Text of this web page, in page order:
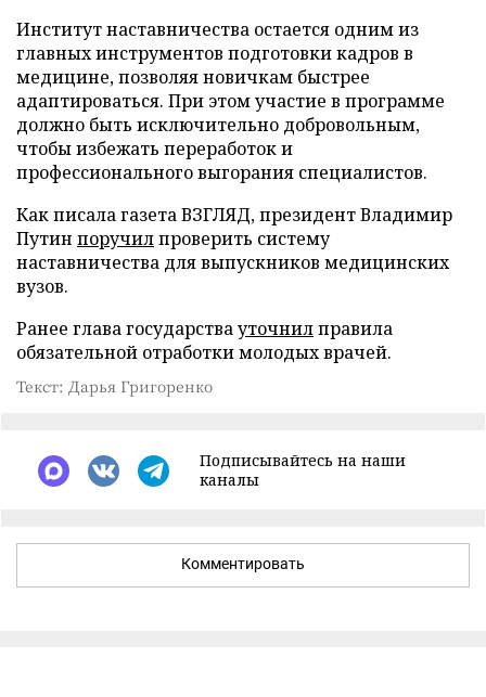
Институт наставничества остается одним из
главных инструментов подготовки кадров в
медицине, позволяя новичкам быстрее
адаптироваться. При этом участие в программе
должно быть исключительно добровольным,
чтобы избежать переработок и
профессионального выгорания специалистов.
Как писала газета ВЗГЛЯД, президент Владимир
Путин поручилпроверить систему
наставничества для выпускников медицинских
вузов.
Ранее глава государствауточнилправила
обязательной отработки молодых врачей.
Текст: Дарья Григоренко
Подписывайтесь на наши
каналы
Комментировать